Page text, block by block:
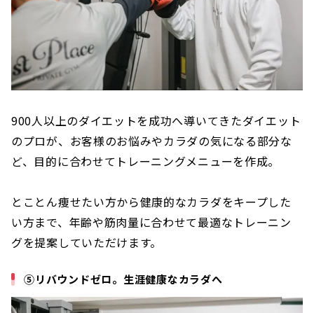
900人以上のダイエットを成功へ導いてきたダイエット
のプロが、お客様のお悩みやカラダの気になる部分な
ど、目的に合わせてトレーニングメニューを作成。
とことん痩せたい方から健康的なカラダをキープした
い方まで、年齢や筋肉量に合わせて最適なトレーニン
グを提案していただけます。
⑤リバウンドゼロ。生涯健康なカラダへ